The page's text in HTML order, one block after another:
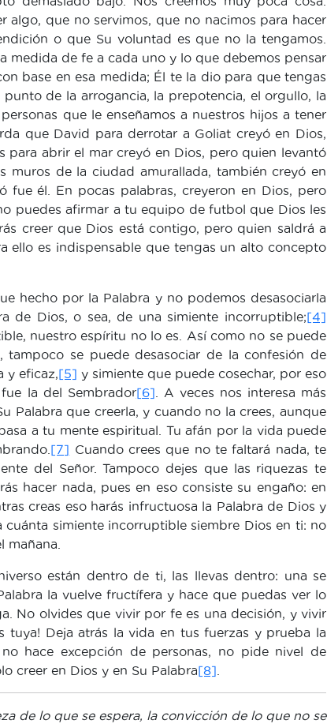
algo, que no servimos, que no nacimos para hacer
o que Su voluntad es que no la tengamos.
medida de fe a cada uno y lo que debemos pensar
base en esa medida; Él te la dio para que tengas
de la arrogancia, la prepotencia, el orgullo, la
que le enseñamos a nuestros hijos a tener
que David para derrotar a Goliat creyó en Dios,
para abrir el mar creyó en Dios, pero quien levantó
muros de la ciudad amurallada, también creyó en
fue él. En pocas palabras, creyeron en Dios, pero
puedes afirmar a tu equipo de futbol que Dios les
creer que Dios está contigo, pero quien saldrá a
ello es indispensable que tengas un alto concepto
hecho por la Palabra y no podemos desasociarla
de Dios, o sea, de una simiente incorruptible;[4]
nuestro espíritu no lo es. Así como no se puede
tampoco se puede desasociar de la confesión de
y eficaz,[5] y simiente que puede cosechar, por eso
la del Sembrador[6] . A veces nos interesa más
Palabra que creerla, y cuando no la crees, aunque
a tu mente espiritual. Tu afán por la vida puede
[7] Cuando crees que no te faltará nada, te
del Señor. Tampoco dejes que las riquezas te
hacer nada, pues en eso consiste su engaño: en
creas eso harás infructuosa la Palabra de Dios y
simiente incorruptible siembre Dios en ti: no
mañana.
están dentro de ti, las llevas dentro: una se
la vuelve fructífera y hace que puedas ver lo
No olvides que vivir por fe es una decisión, y vivir
tuya! Deja atrás la vida en tus fuerzas y prueba la
hace excepción de personas, no pide nivel de
creer en Dios y en Su Palabra[8]
de lo que se espera, la convicción de lo que no se